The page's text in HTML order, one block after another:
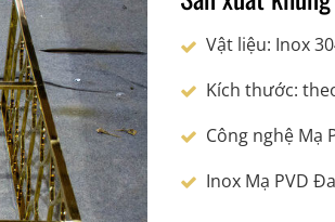
Vật liệu: Inox
Kích thước:
Công nghệ Mạ
Inox Mạ PVD